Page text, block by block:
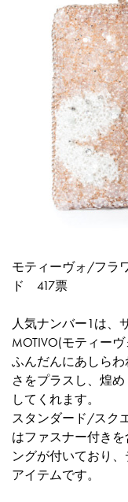
モティーヴォ/フラ
ド 417票
人気ナンバー1は、
MOTIVO(モティーヴ
ふんだんにあしら
さをプラスし、煌
してくれます。
スタンダード/スク
はファスナー付き
ングが付いており
アイテムです。